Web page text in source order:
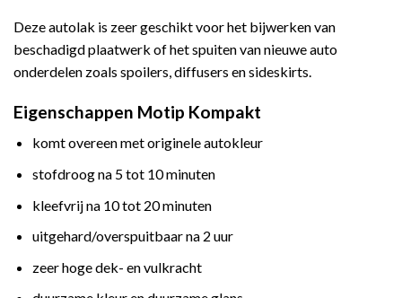
Deze autolak is zeer geschikt voor het bijwerken van
beschadigd plaatwerk of het spuiten van nieuwe auto
onderdelen zoals spoilers, diffusers en sideskirts.
Eigenschappen Motip Kompakt
komt overeen met originele autokleur
stofdroog na 5 tot 10 minuten
kleefvrij na 10 tot 20 minuten
uitgehard/overspuitbaar na 2 uur
zeer hoge dek- en vulkracht